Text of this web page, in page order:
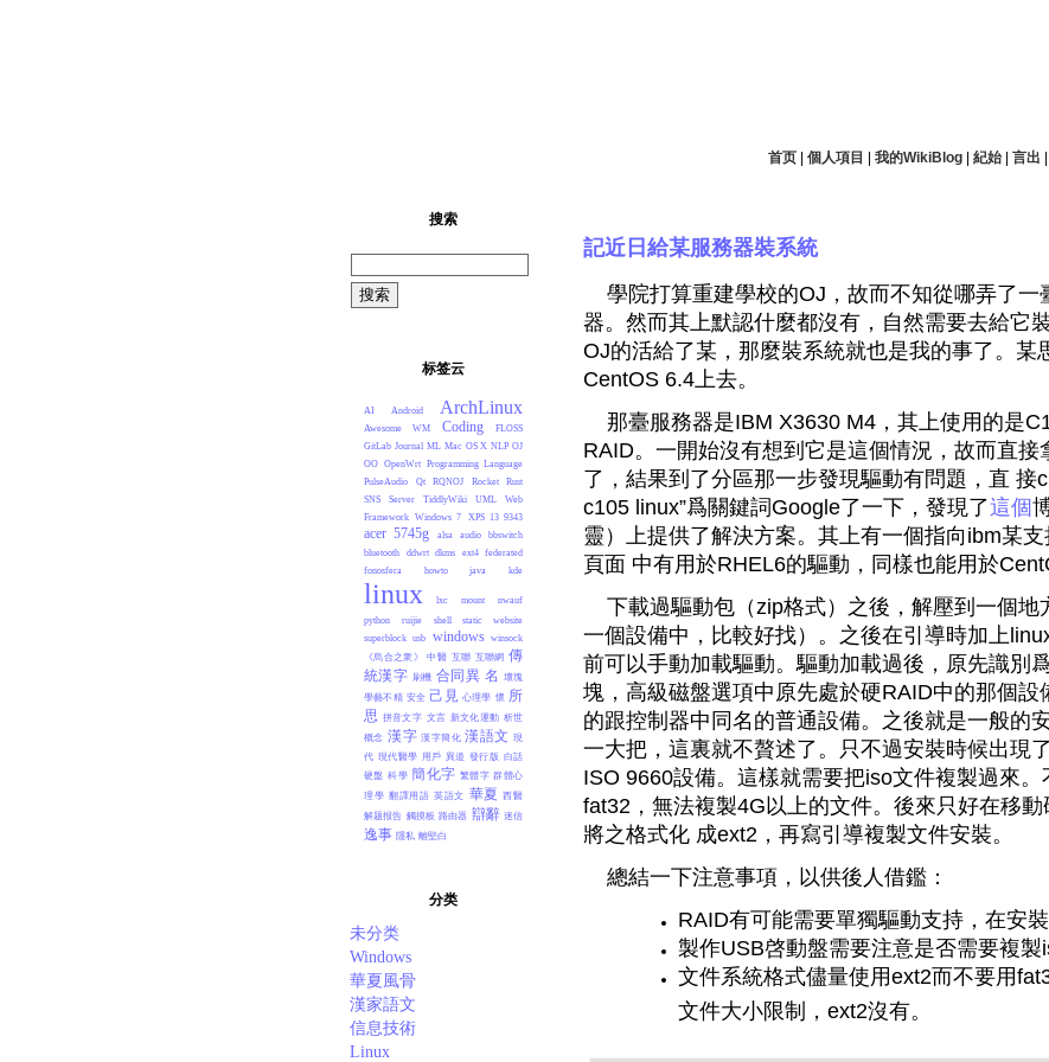
首页 個人項目 我的WikiBlog 紀始 言出
搜索
标签云
AI Android ArchLinux
Awesome WM Coding
FLOSS
GitLab Journal ML Mac OS X NLP OJ
OO OpenWrt Programming Language
PulseAudio
Qt RQNOJ Rocket
Rust
SNS
Server TiddlyWiki UML
Web
Framework Windows 7 XPS 13 9343
acer 5745g alsa audio
bbswitch
bluetooth
ddwrt dkms ext4
federated
fonosfera
howto java kde
linux lxc mount
nwauf
python
ruijie shell
static website
superblock usb windows winsock
《烏合之衆》
中醫 互聯 互聯網 傳
統漢字 刷機 合同異 名
壞塊
學藝不精 安全 己見 心理學 懷 所
思 拼音文字 文言 新文化運動 析世
概念 漢字 漢字簡化 漢語文 現
代 現代醫學 用戶 異道 發行版 白話
硬盤 科學 簡化字 繁體字 群體心
理學 翻譯用語 英語文 華夏 西醫
解题报告 觸摸板 路由器 辯辭 迷信
逸事 隱私 離堅白
分类
未分类
Windows
華夏風骨
漢家語文
信息技術
Linux
記近日給某服務器裝系統
學院打算重建學校的OJ，故而不知從哪弄了一
器。然而其上默認什麼都沒有，自然需要去給它
OJ的活給了某，那麼裝系統就也是我的事了。某
CentOS 6.4上去。
那臺服務器是IBM X3630 M4，其上使用的是
RAID。一開始沒有想到它是這個情況，故而直接
了，結果到了分區那一步發現驅動有問題，直 接
c105 linux”爲關鍵詞Google了一下，發現了這個
靈）上提供了解決方案。其上有一個指向ibm某
頁面 中有用於RHEL6的驅動，同樣也能用於
下載過驅動包（zip格式）之後，解壓到一個地
一個設備中，比較好找）。之後在引導時加上
前可以手動加載驅動。驅動加載過後，原先識別
塊，高級磁盤選項中原先處於硬RAID中的那個設
的跟控制器中同名的普通設備。之後就是一般的
一大把，這裏就不贅述了。只不過安裝時候出現
ISO 9660設備。這樣就需要把iso文件複製過來。
fat32，無法複製4G以上的文件。後來只好在移動
將之格式化 成ext2，再寫引導複製文件安裝。
總結一下注意事項，以供後人借鑑：
RAID有可能需要單獨驅動支持，在安
製作USB啓動盤需要注意是否需要複製
文件系統格式儘量使用ext2而不要用
文件大小限制，ext2沒有。